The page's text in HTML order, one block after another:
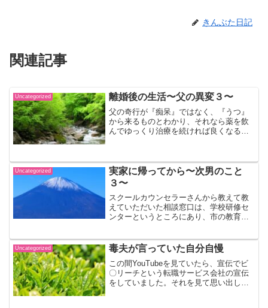
きんぶた日記
関連記事
Uncategorized 離婚後の生活〜父の異変３〜
父の奇行が『痴呆』ではなく、『うつ』
から来るものとわかり、それなら薬を飲
んでゆっくり治療を続ければ良くなると
うなると思っていました。...
Uncategorized
実家に帰ってから〜次男のこと
３〜
スクールカウンセラーさんから教えて教
えていただいた相談窓口は、学校研修セ
ンターというところにあり、市の教育委
た。２回目からは、次男からも話しを聞
きたいということで、次男...
Uncategorized 毒夫が言っていた自分自慢
この間YouTubeを見ていたら、宣伝でビ
〇リーチという転職サービス会社の宣伝
をしていました。それを見て思い出した